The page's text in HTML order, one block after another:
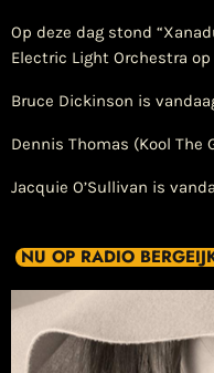
Op deze dag stond
Electric Light Orchestra
Bruce Dickinson is
Dennis Thomas (Kool The
Jacquie O’Sullivan is
NU OP RADIO